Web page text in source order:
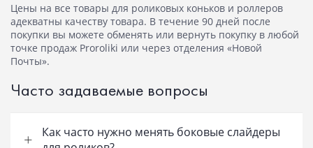
Цены на все товары для роликовых коньков и роллеров
адекватны качеству товара. В течение 90 дней после
покупки вы можете обменять или вернуть покупку в любой
точке продаж Proroliki или через отделения «Новой
Почты».
Часто задаваемые вопросы
Как часто нужно менять боковые слайдеры